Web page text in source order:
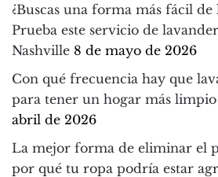
¿Buscas una forma más fácil de
Prueba este servicio de
Nashville 8 de mayo de 2026
Con qué frecuencia hay que
para tener un hogar más
abril de 2026
La mejor forma de eliminar el
por qué tu ropa podría estar